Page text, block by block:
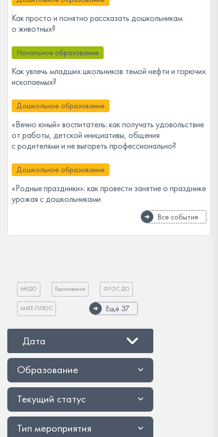
Как просто и понятно рассказать дошкольникам
о животных?
Начальное образование
Как увлечь младших школьников темой нефти и горючих
ископаемых?
Дошкольное образование
«Вечно юный» воспитатель: как получать удовольствие
от работы, детской инициативы, общения
с родителями и не выгореть профессионально?
Дошкольное образование
«Родные праздники»: как провести занятие о празднике
урожая с дошкольниками
Все события
МКДО Вдохновение ФГОС ДО
МАТЕ:ПЛЮС Ещё 37
Дата
Образование
Текущий статус
Тип мероприятия